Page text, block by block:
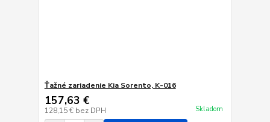
Ťažné zariadenie Kia Sorento, K-016
157,63 €
128,15 € bez DPH Skladom